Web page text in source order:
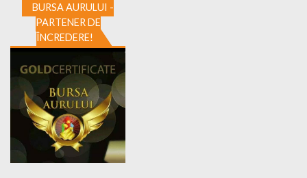
BURSA AURULUI -
PARTENER DE
ÎNCREDERE!